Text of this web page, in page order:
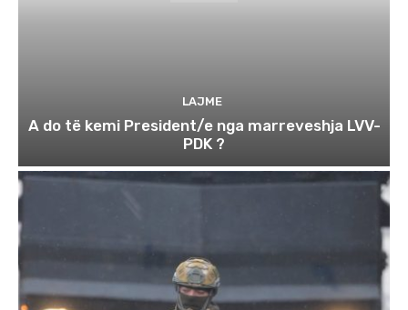
LAJME
A do të kemi President/e nga marreveshja LVV-
PDK ?